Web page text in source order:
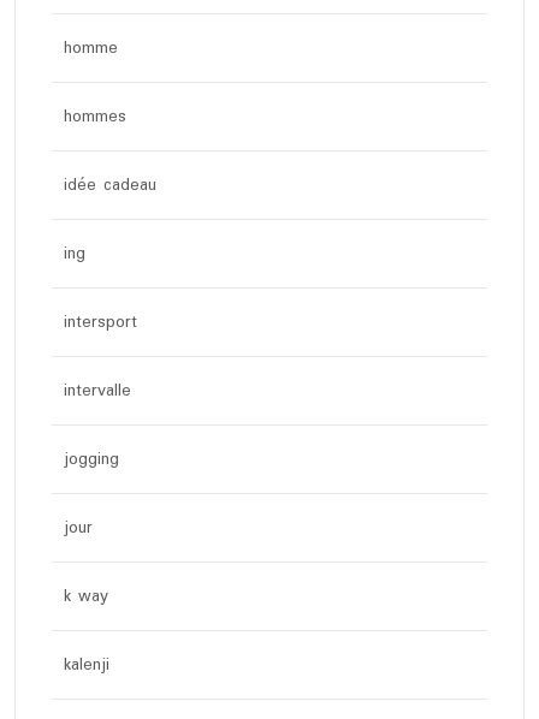
homme
hommes
idée cadeau
ing
intersport
intervalle
jogging
jour
k way
kalenji